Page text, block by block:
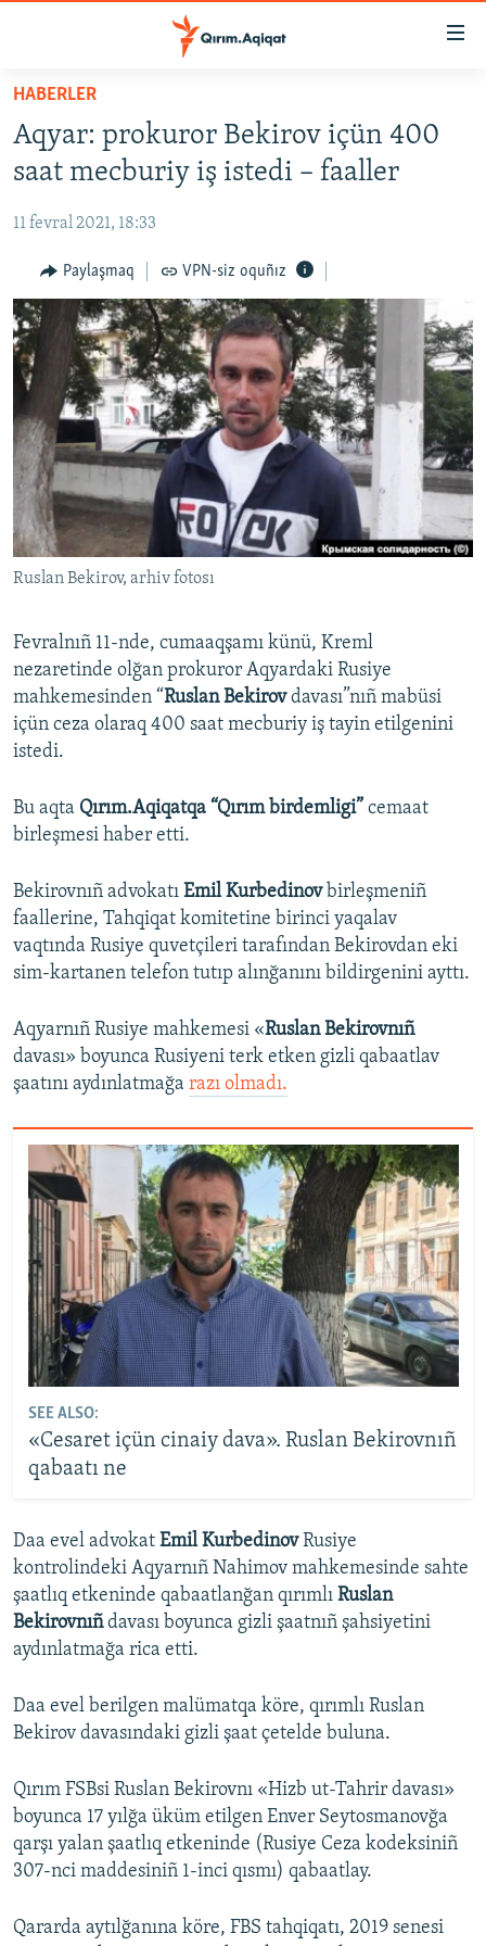
Esas
qaytmaq
Baş
qaytmaq
qaytmaq
SİYASET
CEMİYET
MEDENİYET
İNSAN AQLARI
VİDEO
SÜRET
BLOGLAR
FİKİR
Русский
Українською
RFE/RS bütün saytları
HABERLER
Aqyar: prokuror Bekirov içün 400
saat mecburiy iş istedi – faaller
11 fevral 2021, 18:33
Paylaşmaq VPN-siz oquñız
Ruslan Bekirov, arhiv fotosı
Fevralnıñ 11-nde, cumaaqşamı künü, Kreml
nezaretinde olğan prokuror Aqyardaki Rusiye
mahkemesinden “Ruslan Bekirovdavası”nıñ mabüsi
içün ceza olaraq 400 saat mecburiy iş tayin etilgenini
istedi.
Bu aqta Qırım.Aqiqatqa “Qırım birdemligi” cemaat
birleşmesi haber etti.
Bekirovnıñ advokatı Emil Kurbedinovbirleşmeniñ
faallerine, Tahqiqat komitetine birinci yaqalav
vaqtında Rusiye quvetçileri tarafından Bekirovdan eki
sim-kartanen telefon tutıp alınğanını bildirgenini ayttı.
Aqyarnıñ Rusiye mahkemesi «Ruslan Bekirovnıñ
davası» boyunca Rusiyeni terk etken gizli qabaatlav
şaatını aydınlatmağa razı olmadı.​
SEE ALSO:
«Cesaret içün cinaiy dava». Ruslan Bekirovnıñ
qabaatı ne
Daa evel advokat Emil KurbedinovRusiye
kontrolindeki Aqyarnıñ Nahimov mahkemesinde sahte
şaatlıq etkeninde qabaatlanğan qırımlı Ruslan
Bekirovnıñdavası boyunca gizli şaatnıñ şahsiyetini
aydınlatmağa rica etti.
Daa evel berilgen malümatqa köre, qırımlı Ruslan
Bekirov davasındaki gizli şaat çetelde buluna.
Qırım FSBsi Ruslan Bekirovnı «Hizb ut-Tahrir davası»
boyunca 17 yılğa üküm etilgen Enver Seytosmanovğa
qarşı yalan şaatlıq etkeninde (Rusiye Ceza kodeksiniñ
307-nci maddesiniñ 1-inci qısmı) qabaatlay.
Qararda aytılğanına köre, FBS tahqiqatı, 2019 senesi